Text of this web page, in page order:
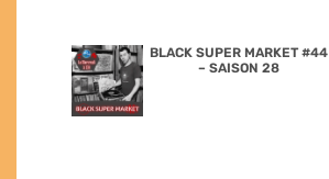
BLACK SUPER MARKET #44
– SAISON 28